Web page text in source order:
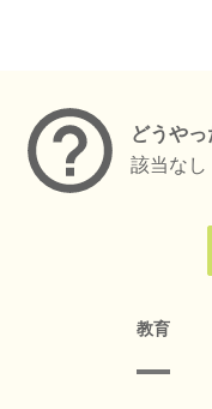
どうや
該当なし
教育